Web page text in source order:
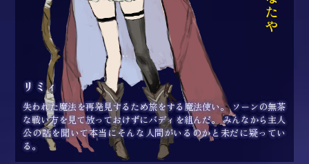
リミィ
失われた魔法を再発見するため旅をする魔法使い。 ソーンの無茶
な戦い方を見て放っておけずにバディを組んだ。 みんなから主人
公の話を聞いて本当にそんな人間がいるのかと未だに疑ってい
る。